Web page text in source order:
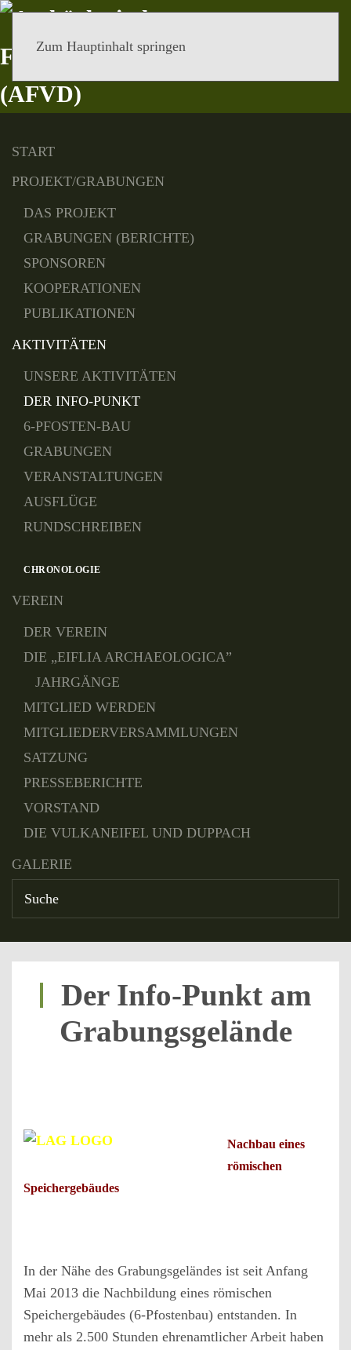
Zum Hauptinhalt springen
START
PROJEKT/GRABUNGEN
DAS PROJEKT
GRABUNGEN (BERICHTE)
SPONSOREN
KOOPERATIONEN
PUBLIKATIONEN
AKTIVITÄTEN
UNSERE AKTIVITÄTEN
DER INFO-PUNKT
6-PFOSTEN-BAU
GRABUNGEN
VERANSTALTUNGEN
AUSFLÜGE
RUNDSCHREIBEN
CHRONOLOGIE
VEREIN
DER VEREIN
DIE „EIFLIA ARCHAEOLOGICA”
JAHRGÄNGE
MITGLIED WERDEN
MITGLIEDERVERSAMMLUNGEN
SATZUNG
PRESSEBERICHTE
VORSTAND
DIE VULKANEIFEL UND DUPPACH
GALERIE
Der Info-Punkt am
Grabungsgelände
Nachbau eines
römischen
Speichergebäudes
In der Nähe des Grabungsgeländes ist seit Anfang
Mai 2013 die Nachbildung eines römischen
Speichergebäudes (6-Pfostenbau) entstanden. In
mehr als 2.500 Stunden ehrenamtlicher Arbeit haben